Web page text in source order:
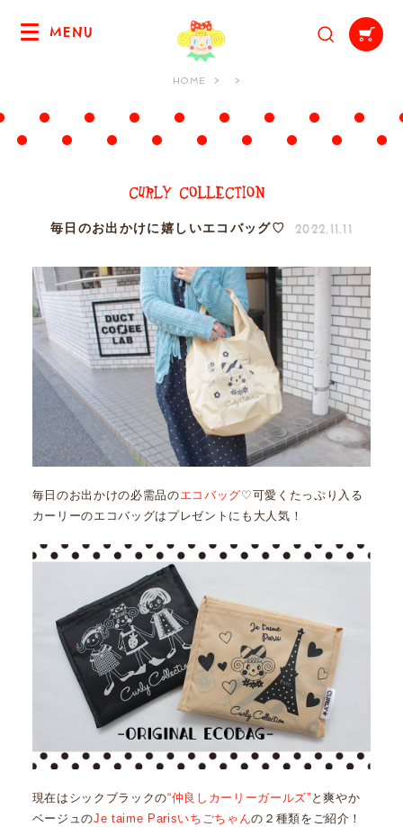
MENU
HOME
毎日のお出かけに嬉しいエコバッグ♡ 2022.11.11
毎日のお出かけの必需品のエコバッグ♡可愛くたっぷり入る
カーリーのエコバッグはプレゼントにも大人気！
現在はシックブラックの“仲良しカーリーガールズ” と爽やか
ベージュのJe taime Parisいちごちゃんの２種類をご紹介！